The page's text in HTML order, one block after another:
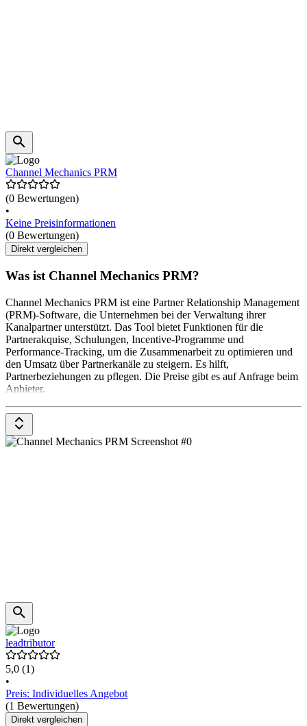
Channel Mechanics PRM
(0 Bewertungen)
•
Keine Preisinformationen
(0 Bewertungen)
Direkt vergleichen
Was ist Channel Mechanics PRM?
Channel Mechanics PRM ist eine Partner Relationship Management
(PRM)-Software, die Unternehmen bei der Verwaltung ihrer
Kanalpartner unterstützt. Das Tool bietet Funktionen für die
Partnerakquise, Schulungen, Incentive-Programme und
Performance-Tracking, um die Zusammenarbeit zu optimieren und
den Umsatz über Partnerkanäle zu steigern. Es hilft,
Partnerbeziehungen zu pflegen. Die Preise gibt es auf Anfrage beim
Anbieter.
leadtributor
5,0 (1)
•
Preis: Individuelles Angebot
(1 Bewertungen)
Direkt vergleichen